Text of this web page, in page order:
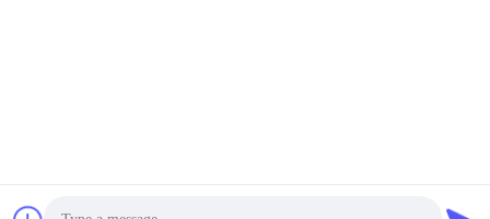
SHENZHEN RONGYANG OPT Technology Co.,Ltd (RYOPT) .